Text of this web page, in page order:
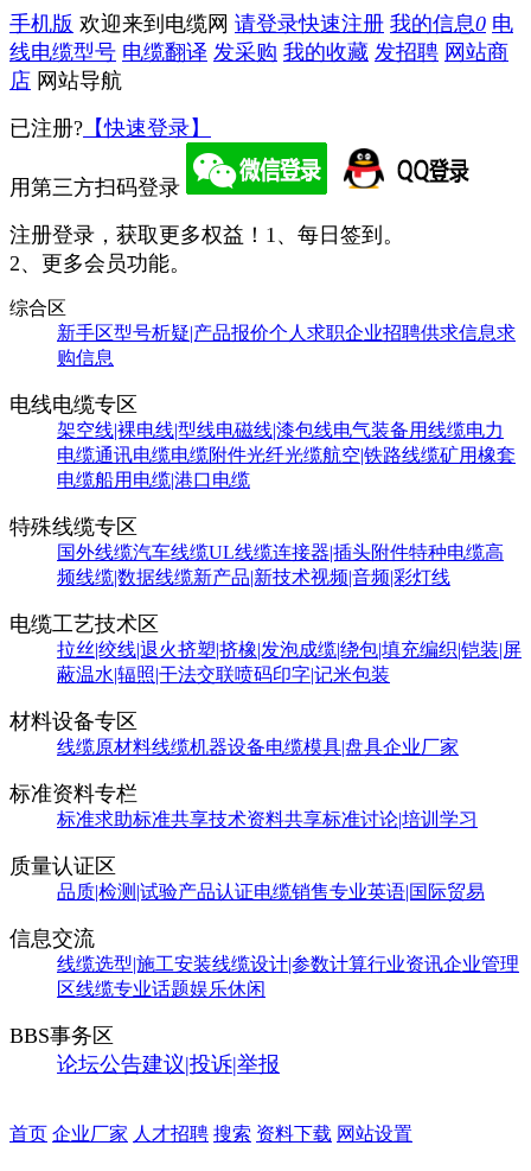
手机版 欢迎来到电缆网 请登录快速注册 我的信息0 电
线电缆型号 电缆翻译 发采购 我的收藏 发招聘 网站商
店 网站导航
已注册? 【快速登录】
用第三方扫码登录
注册登录，获取更多权益！ 1、每日签到。
2、更多会员功能。
综合区
新手区型号析疑|产品报价个人求职企业招聘供求信息求
购信息
电线电缆专区
架空线|裸电线|型线电磁线|漆包线电气装备用线缆电力
电缆通讯电缆电缆附件光纤光缆航空|铁路线缆矿用橡套
电缆船用电缆|港口电缆
特殊线缆专区
国外线缆汽车线缆UL线缆连接器|插头附件特种电缆高
频线缆|数据线缆新产品|新技术视频|音频|彩灯线
电缆工艺技术区
拉丝|绞线|退火挤塑|挤橡|发泡成缆|绕包|填充编织|铠装|屏
蔽温水|辐照|干法交联喷码印字|记米包装
材料设备专区
线缆原材料线缆机器设备电缆模具|盘具企业厂家
标准资料专栏
标准求助标准共享技术资料共享标准讨论|培训学习
质量认证区
品质|检测|试验产品认证电缆销售专业英语|国际贸易
信息交流
线缆选型|施工安装线缆设计|参数计算行业资讯企业管理
区线缆专业话题娱乐休闲
BBS事务区
论坛公告建议|投诉|举报
首页 企业厂家 人才招聘 搜索 资料下载 网站设置